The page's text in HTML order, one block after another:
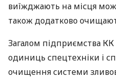
виїжджають на місця
також додатково
Загалом підприємства
одиниць спецтехніки і
очищення системи